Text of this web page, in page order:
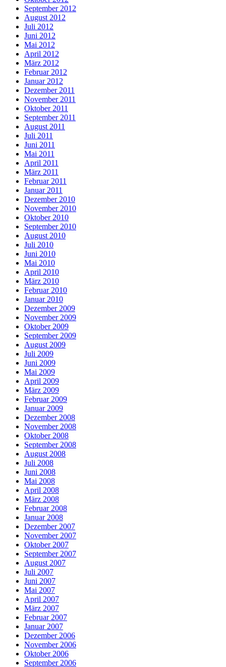
September 2012
August 2012
Juli 2012
Juni 2012
Mai 2012
April 2012
März 2012
Februar 2012
Januar 2012
Dezember 2011
November 2011
Oktober 2011
September 2011
August 2011
Juli 2011
Juni 2011
Mai 2011
April 2011
März 2011
Februar 2011
Januar 2011
Dezember 2010
November 2010
Oktober 2010
September 2010
August 2010
Juli 2010
Juni 2010
Mai 2010
April 2010
März 2010
Februar 2010
Januar 2010
Dezember 2009
November 2009
Oktober 2009
September 2009
August 2009
Juli 2009
Juni 2009
Mai 2009
April 2009
März 2009
Februar 2009
Januar 2009
Dezember 2008
November 2008
Oktober 2008
September 2008
August 2008
Juli 2008
Juni 2008
Mai 2008
April 2008
März 2008
Februar 2008
Januar 2008
Dezember 2007
November 2007
Oktober 2007
September 2007
August 2007
Juli 2007
Juni 2007
Mai 2007
April 2007
März 2007
Februar 2007
Januar 2007
Dezember 2006
November 2006
Oktober 2006
September 2006